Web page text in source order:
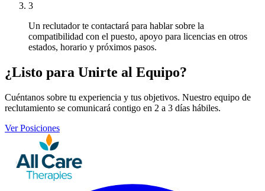
3
Un reclutador te contactará para hablar sobre la
compatibilidad con el puesto, apoyo para licencias en otros
estados, horario y próximos pasos.
¿Listo para Unirte al Equipo?
Cuéntanos sobre tu experiencia y tus objetivos. Nuestro equipo de
reclutamiento se comunicará contigo en 2 a 3 días hábiles.
Ver Posiciones